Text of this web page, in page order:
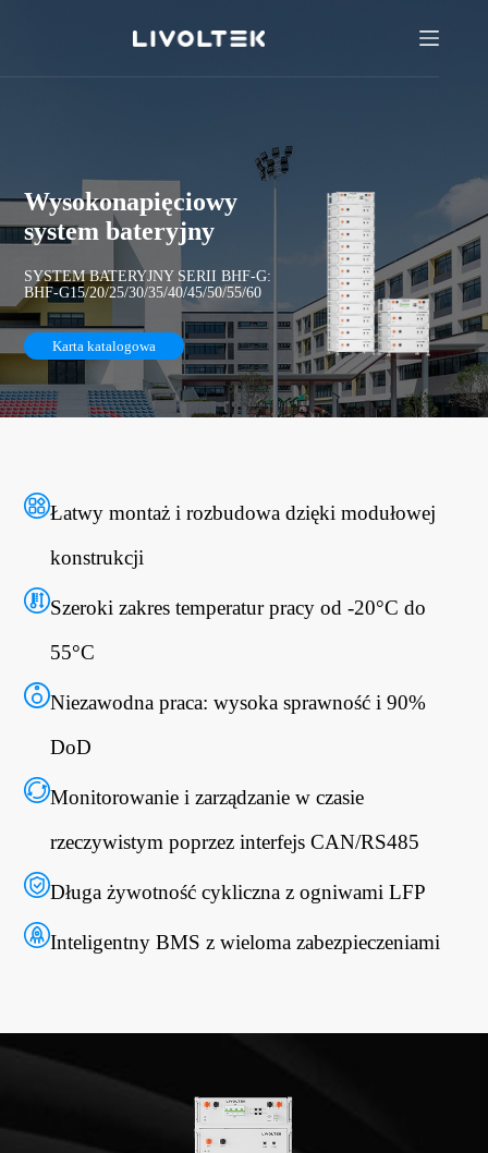
Wysokonapięciowy
system bateryjny
SYSTEM BATERYJNY SERII BHF-G:
BHF-G15/20/25/30/35/40/45/50/55/60
Karta katalogowa
Łatwy montaż i rozbudowa dzięki modułowej
konstrukcji
Szeroki zakres temperatur pracy od -20°C do
55°C
Niezawodna praca: wysoka sprawność i 90%
DoD
Monitorowanie i zarządzanie w czasie
rzeczywistym poprzez interfejs CAN/RS485
Długa żywotność cykliczna z ogniwami LFP
Inteligentny BMS z wieloma zabezpieczeniami